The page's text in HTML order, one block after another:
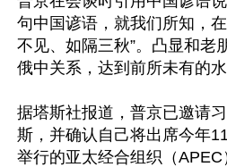
句中国谚语，就我们所知，
不见、如隔三秋”。凸显和老
俄中关系，达到前所未有的水
据塔斯社报道，普京已邀请
斯，并确认自己将出席今年
举行的亚太经合组织（